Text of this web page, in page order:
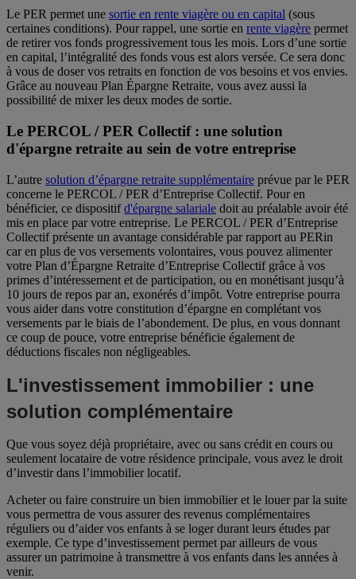
Le PER permet une sortie en rente viagère ou en capital (sous
certaines conditions). Pour rappel, une sortie en rente viagère permet
de retirer vos fonds progressivement tous les mois. Lors d’une sortie
en capital, l’intégralité des fonds vous est alors versée. Ce sera donc
à vous de doser vos retraits en fonction de vos besoins et vos envies.
Grâce au nouveau Plan Épargne Retraite, vous avez aussi la
possibilité de mixer les deux modes de sortie.
Le PERCOL / PER Collectif : une solution
d'épargne retraite au sein de votre entreprise
L’autre solution d’épargne retraite supplémentaire prévue par le PER
concerne le PERCOL / PER d’Entreprise Collectif. Pour en
bénéficier, ce dispositifd'épargne salariale doit au préalable avoir été
mis en place par votre entreprise. Le PERCOL / PER d’Entreprise
Collectif présente un avantage considérable par rapport au PERin
car en plus de vos versements volontaires, vous pouvez alimenter
votre Plan d’Épargne Retraite d’Entreprise Collectif grâce à vos
primes d’intéressement et de participation, ou en monétisant jusqu’à
10 jours de repos par an, exonérés d’impôt. Votre entreprise pourra
vous aider dans votre constitution d’épargne en complétant vos
versements par le biais de l’abondement. De plus, en vous donnant
ce coup de pouce, votre entreprise bénéficie également de
déductions fiscales non négligeables.
L'investissement immobilier : une
solution complémentaire
Que vous soyez déjà propriétaire, avec ou sans crédit en cours ou
seulement locataire de votre résidence principale, vous avez le droit
d’investir dans l’immobilier locatif.
Acheter ou faire construire un bien immobilier et le louer par la suite
vous permettra de vous assurer des revenus complémentaires
réguliers ou d’aider vos enfants à se loger durant leurs études par
exemple. Ce type d’investissement permet par ailleurs de vous
assurer un patrimoine à transmettre à vos enfants dans les années à
venir.